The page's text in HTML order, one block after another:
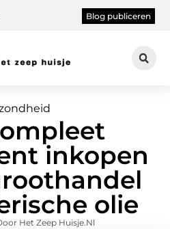
Blog publiceren
inkopen
olie
Het Zeep Huisje.nl